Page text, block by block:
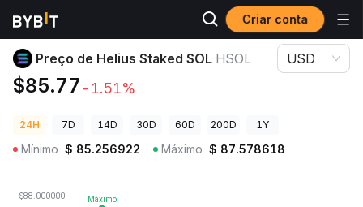
Criar conta
Preços de Criptomoedas Preço de Helius Staked SOL HSOL
Preço de Helius Staked SOL HSOL
$85.77 -1.51%
USD
24H 7D 14D 30D 60D 200D 1Y
Mínimo $ 85.256922 Máximo $ 87.578618